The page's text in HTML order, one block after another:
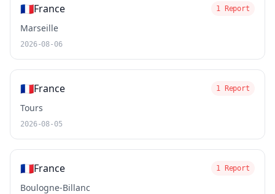
🇫🇷France 1 Report
Marseille
2026-08-06
🇫🇷France 1 Report
Tours
2026-08-05
🇫🇷France 1 Report
Boulogne-Billanc